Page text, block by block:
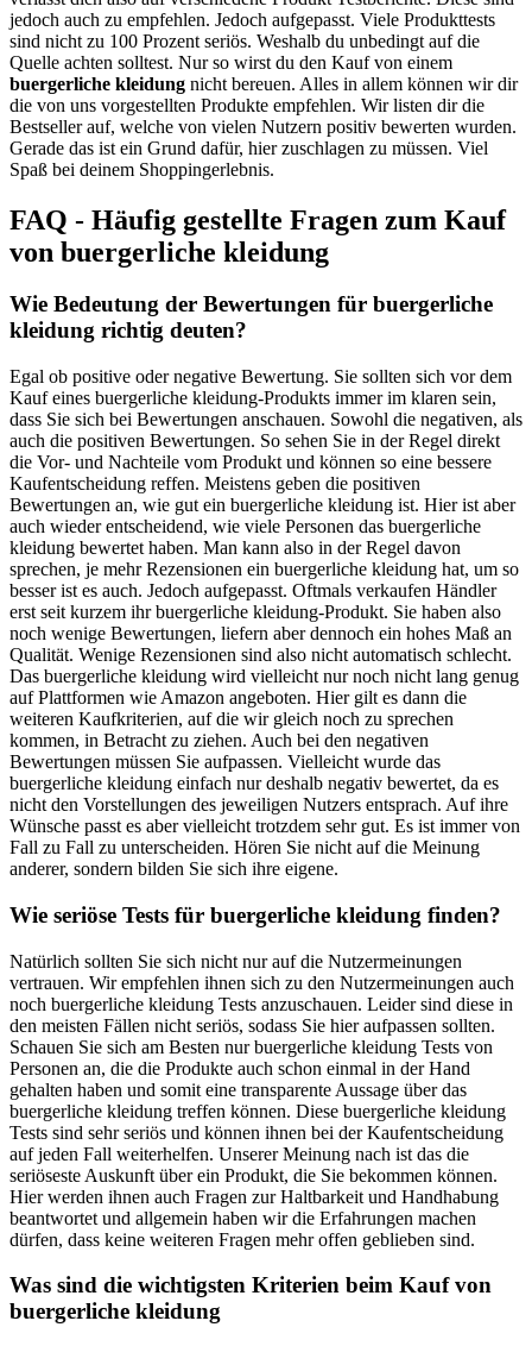
jedoch auch zu empfehlen. Jedoch aufgepasst. Viele Produkttests
sind nicht zu 100 Prozent seriös. Weshalb du unbedingt auf die
Quelle achten solltest. Nur so wirst du den Kauf von einem
buergerliche kleidung nicht bereuen. Alles in allem können wir dir
die von uns vorgestellten Produkte empfehlen. Wir listen dir die
Bestseller auf, welche von vielen Nutzern positiv bewerten wurden.
Gerade das ist ein Grund dafür, hier zuschlagen zu müssen. Viel
Spaß bei deinem Shoppingerlebnis.
FAQ - Häufig gestellte Fragen zum Kauf
von buergerliche kleidung
Wie Bedeutung der Bewertungen für buergerliche
kleidung richtig deuten?
Egal ob positive oder negative Bewertung. Sie sollten sich vor dem
Kauf eines buergerliche kleidung-Produkts immer im klaren sein,
dass Sie sich bei Bewertungen anschauen. Sowohl die negativen, als
auch die positiven Bewertungen. So sehen Sie in der Regel direkt
die Vor- und Nachteile vom Produkt und können so eine bessere
Kaufentscheidung reffen. Meistens geben die positiven
Bewertungen an, wie gut ein buergerliche kleidung ist. Hier ist aber
auch wieder entscheidend, wie viele Personen das buergerliche
kleidung bewertet haben. Man kann also in der Regel davon
sprechen, je mehr Rezensionen ein buergerliche kleidung hat, um so
besser ist es auch. Jedoch aufgepasst. Oftmals verkaufen Händler
erst seit kurzem ihr buergerliche kleidung-Produkt. Sie haben also
noch wenige Bewertungen, liefern aber dennoch ein hohes Maß an
Qualität. Wenige Rezensionen sind also nicht automatisch schlecht.
Das buergerliche kleidung wird vielleicht nur noch nicht lang genug
auf Plattformen wie Amazon angeboten. Hier gilt es dann die
weiteren Kaufkriterien, auf die wir gleich noch zu sprechen
kommen, in Betracht zu ziehen. Auch bei den negativen
Bewertungen müssen Sie aufpassen. Vielleicht wurde das
buergerliche kleidung einfach nur deshalb negativ bewertet, da es
nicht den Vorstellungen des jeweiligen Nutzers entsprach. Auf ihre
Wünsche passt es aber vielleicht trotzdem sehr gut. Es ist immer von
Fall zu Fall zu unterscheiden. Hören Sie nicht auf die Meinung
anderer, sondern bilden Sie sich ihre eigene.
Wie seriöse Tests für buergerliche kleidung finden?
Natürlich sollten Sie sich nicht nur auf die Nutzermeinungen
vertrauen. Wir empfehlen ihnen sich zu den Nutzermeinungen auch
noch buergerliche kleidung Tests anzuschauen. Leider sind diese in
den meisten Fällen nicht seriös, sodass Sie hier aufpassen sollten.
Schauen Sie sich am Besten nur buergerliche kleidung Tests von
Personen an, die die Produkte auch schon einmal in der Hand
gehalten haben und somit eine transparente Aussage über das
buergerliche kleidung treffen können. Diese buergerliche kleidung
Tests sind sehr seriös und können ihnen bei der Kaufentscheidung
auf jeden Fall weiterhelfen. Unserer Meinung nach ist das die
seriöseste Auskunft über ein Produkt, die Sie bekommen können.
Hier werden ihnen auch Fragen zur Haltbarkeit und Handhabung
beantwortet und allgemein haben wir die Erfahrungen machen
dürfen, dass keine weiteren Fragen mehr offen geblieben sind.
Was sind die wichtigsten Kriterien beim Kauf von
buergerliche kleidung